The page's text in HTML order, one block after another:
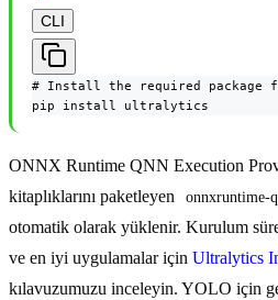
CLI
# Install the required package
pip install ultralytics
ONNX Runtime QNN Execution
kitaplıklarını paketleyen
onnxruntime-
otomatik olarak yüklenir. Kurulum
ve en iyi uygulamalar için Ultralytics
kılavuzumuzu inceleyin. YOLO için